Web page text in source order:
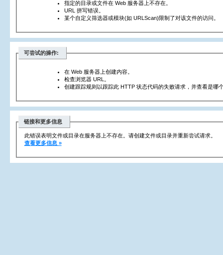
指定的目录或文件在 Web 服务器上不存在。
URL 拼写错误。
某个自定义筛选器或模块(如 URLScan)限制了对该文件的访问。
可尝试的操作:
在 Web 服务器上创建内容。
检查浏览器 URL。
创建跟踪规则以跟踪此 HTTP 状态代码的失败请求，并查看是哪
链接和更多信息
此错误表明文件或目录在服务器上不存在。请创建文件或目录并重新尝试请求。
查看更多信息 »